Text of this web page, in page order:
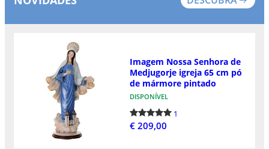
Imagem Nossa Senhora de
Medjugorje igreja 65 cm pó
de mármore pintado
DISPONÍVEL
1
€ 209,00